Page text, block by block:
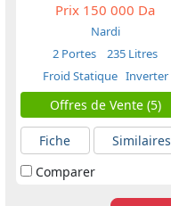
Prix 150 000 Da
Nardi
2 Portes
235 Litres
Froid Statique Inverter
Offres de Vente (5)
Fiche
Similaires
Comparer